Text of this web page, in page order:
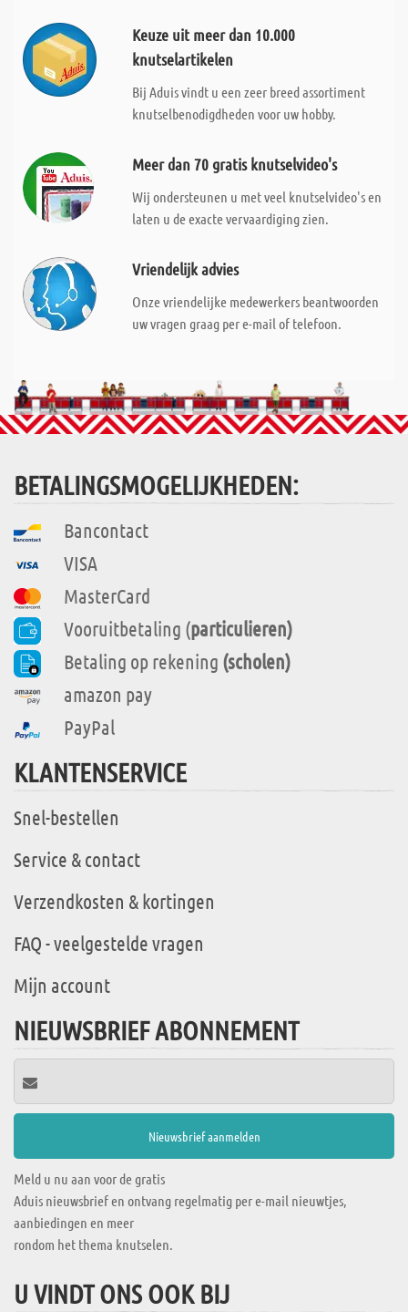
Keuze uit meer dan 10.000
knutselartikelen
Bij Aduis vindt u een zeer breed assortiment
knutselbenodigdheden voor uw hobby.
Meer dan 70 gratis knutselvideo's
Wij ondersteunen u met veel knutselvideo's en
laten u de exacte vervaardiging zien.
Vriendelijk advies
Onze vriendelijke medewerkers beantwoorden
uw vragen graag per e-mail of telefoon.
BETALINGSMOGELIJKHEDEN:
Bancontact
VISA
MasterCard
Vooruitbetaling (particulieren)
Betaling op rekening (scholen)
amazon pay
PayPal
KLANTENSERVICE
Snel-bestellen
Service & contact
Verzendkosten & kortingen
FAQ - veelgestelde vragen
Mijn account
NIEUWSBRIEF ABONNEMENT
Meld u nu aan voor de gratis
Aduis nieuwsbrief en ontvang regelmatig per e-mail nieuwtjes,
aanbiedingen en meer
rondom het thema knutselen.
U VINDT ONS OOK BIJ